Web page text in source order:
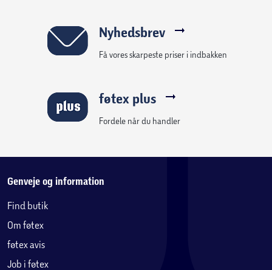
Nyhedsbrev
Få vores skarpeste priser i indbakken
føtex plus
Fordele når du handler
Genveje og information
Find butik
Om føtex
føtex avis
Job i føtex